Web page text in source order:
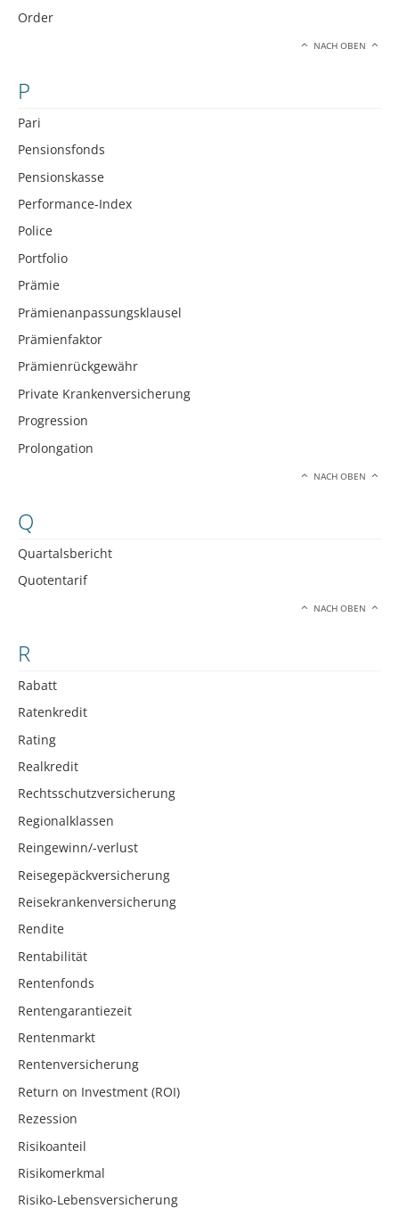
Order
NACH OBEN
P
Pari
Pensionsfonds
Pensionskasse
Performance-Index
Police
Portfolio
Prämie
Prämienanpassungsklausel
Prämienfaktor
Prämienrückgewähr
Private Krankenversicherung
Progression
Prolongation
NACH OBEN
Q
Quartalsbericht
Quotentarif
NACH OBEN
R
Rabatt
Ratenkredit
Rating
Realkredit
Rechtsschutzversicherung
Regionalklassen
Reingewinn/-verlust
Reisegepäckversicherung
Reisekrankenversicherung
Rendite
Rentabilität
Rentenfonds
Rentengarantiezeit
Rentenmarkt
Rentenversicherung
Return on Investment (ROI)
Rezession
Risikoanteil
Risikomerkmal
Risiko-Lebensversicherung